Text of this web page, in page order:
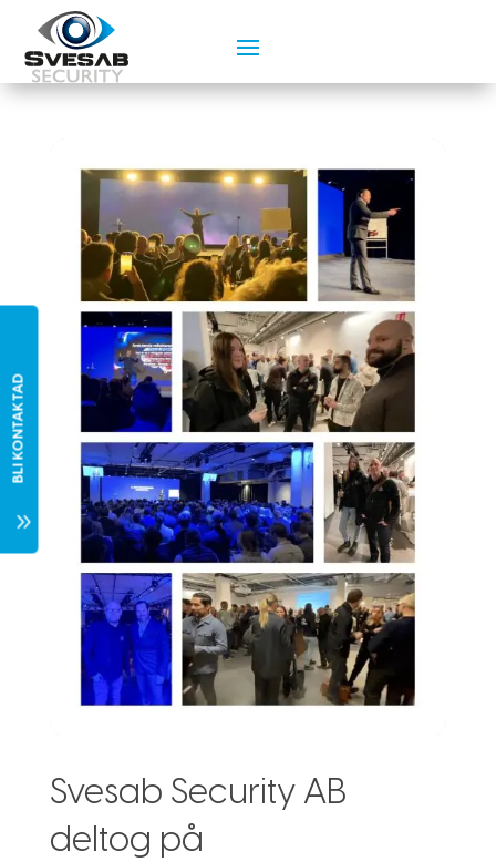
Svesab Security AB
deltog på
7
BLI KONTAKTAD